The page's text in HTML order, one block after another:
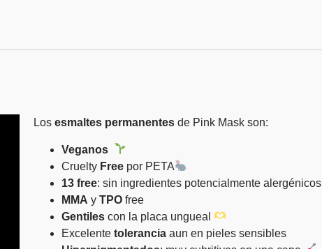
Los esmaltes permanentes de Pink Mask son:
Veganos
Cruelty Free por PETA
13 free: sin ingredientes potencialmente alergénicos
MMA y TPO free
Gentiles con la placa ungueal
Excelente tolerancia aun en pieles sensibles